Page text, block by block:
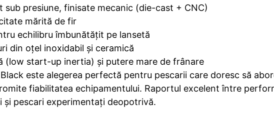
sub presiune, finisate mecanic (die-cast + CNC)
mărită de fir
echilibru îmbunătățit pe lansetă
din oțel inoxidabil și ceramică
(low start-up inertia) și putere mare de frânare
este alegerea perfectă pentru pescarii care doresc să
fiabilitatea echipamentului. Raportul excelent între
pescari experimentați deopotrivă.